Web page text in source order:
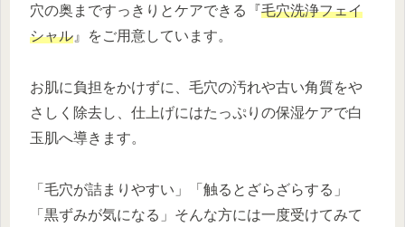
穴の奥まですっきりとケアできる『毛穴洗浄フェイ
シャル 』をご用意しています。
お肌に負担をかけずに、毛穴の汚れや古い角質をや
さしく除去し、仕上げにはたっぷりの保湿ケアで白
玉肌へ導きます。
「毛穴が詰まりやすい」「触るとざらざらする」
「黒ずみが気になる」そんな方には一度受けてみて